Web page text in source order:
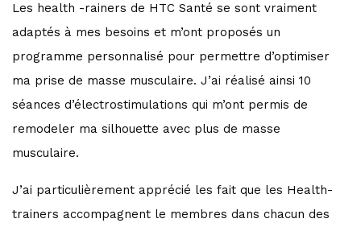
Les health -rainers de HTC Santé se sont vraiment
adaptés à mes besoins et m’ont proposés un
programme personnalisé pour permettre d’optimiser
ma prise de masse musculaire. J’ai réalisé ainsi 10
séances d’électrostimulations qui m’ont permis de
remodeler ma silhouette avec plus de masse
musculaire.
J’ai particulièrement apprécié les fait que les Health-
trainers accompagnent le membres dans chacun des